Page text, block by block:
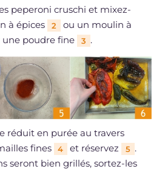
peperoni cruschi et mixez-
à épices
2
ou un moulin à
poudre fine
3 .
réduit en purée au travers
fines
4 et réservez 5 .
seront bien grillés, sortez-les